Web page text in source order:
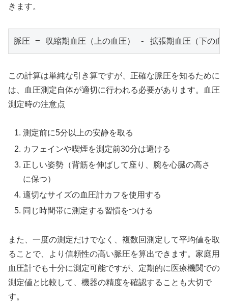
きます。
この計算は単純な引き算ですが、正確な脈圧を知るために
は、血圧測定自体が適切に行われる必要があります。血圧
測定時の注意点
測定前に5分以上の安静を取る
カフェインや喫煙を測定前30分は避ける
正しい姿勢（背筋を伸ばして座り、腕を心臓の高さ
に保つ）
適切なサイズの血圧計カフを使用する
同じ時間帯に測定する習慣をつける
また、一度の測定だけでなく、複数回測定して平均値を取
ることで、より信頼性の高い脈圧を算出できます。家庭用
血圧計でも十分に測定可能ですが、定期的に医療機関での
測定値と比較して、機器の精度を確認することも大切で
す。